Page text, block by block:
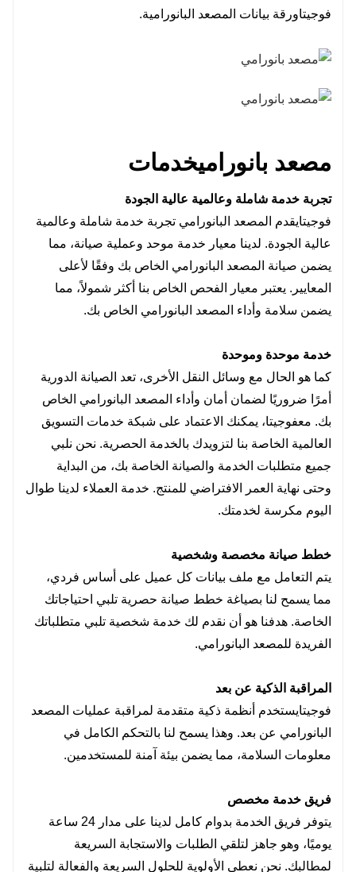
فوجيتاورقة بيانات المصعد البانورامية.
مصعد بانوراميخدمات
تجربة خدمة شاملة وعالمية عالية الجودة
فوجيتايقدم المصعد البانورامي تجربة خدمة شاملة وعالمية
عالية الجودة. لدينا معيار خدمة موحد وعملية صيانة، مما
يضمن صيانة المصعد البانورامي الخاص بك وفقًا لأعلى
المعايير. يعتبر معيار الفحص الخاص بنا أكثر شمولاً، مما
يضمن سلامة وأداء المصعد البانورامي الخاص بك.
خدمة موحدة وموحدة
كما هو الحال مع وسائل النقل الأخرى، تعد الصيانة الدورية
أمرًا ضروريًا لضمان أمان وأداء المصعد البانورامي الخاص
بك. معفوجيتا، يمكنك الاعتماد على شبكة خدمات التسويق
العالمية الخاصة بنا لتزويدك بالخدمة الحصرية. نحن نلبي
جميع متطلبات الخدمة والصيانة الخاصة بك، من البداية
وحتى نهاية العمر الافتراضي للمنتج. خدمة العملاء لدينا طوال
اليوم مكرسة لخدمتك.
خطط صيانة مخصصة وشخصية
يتم التعامل مع ملف بيانات كل عميل على أساس فردي،
مما يسمح لنا بصياغة خطط صيانة حصرية تلبي احتياجاتك
الخاصة. هدفنا هو أن نقدم لك خدمة شخصية تلبي متطلباتك
الفريدة للمصعد البانورامي.
المراقبة الذكية عن بعد
فوجيتايستخدم أنظمة ذكية متقدمة لمراقبة عمليات المصعد
البانورامي عن بعد. وهذا يسمح لنا بالتحكم الكامل في
معلومات السلامة، مما يضمن بيئة آمنة للمستخدمين.
فريق خدمة مخصص
يتوفر فريق الخدمة بدوام كامل لدينا على مدار 24 ساعة
يوميًا، وهو جاهز لتلقي الطلبات والاستجابة السريعة
لمطالبك. نحن نعطي الأولوية للحلول السريعة والفعالة لتلبية